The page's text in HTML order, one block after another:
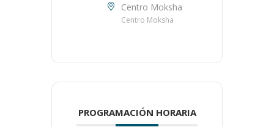
Centro Moksha
Centro Moksha
PROGRAMACIÓN HORARIA